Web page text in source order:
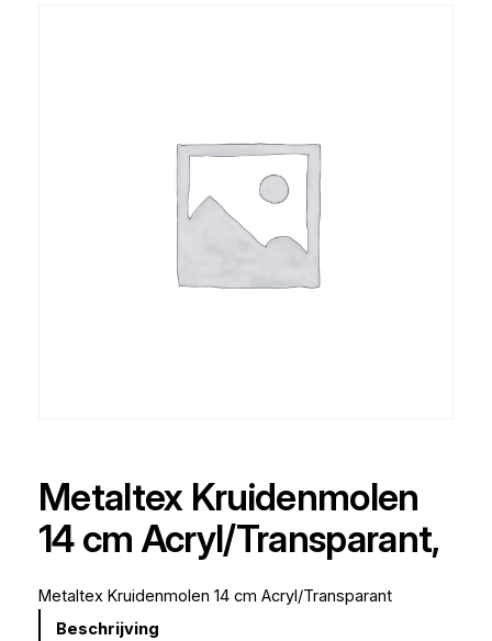
Metaltex Kruidenmolen
14 cm Acryl/Transparant,
Metaltex Kruidenmolen 14 cm Acryl/Transparant
Beschrijving